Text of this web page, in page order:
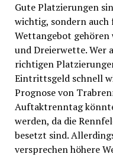
Gute Platzierungen
wichtig, sondern
Wettangebot gehören
und Dreierwette. Wer
richtigen
Eintrittsgeld schnell
Prognose von
Auftaktrenntag
werden, da die
besetzt sind.
versprechen höhere